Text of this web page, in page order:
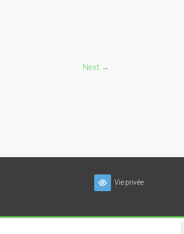
Next →
Vie privée